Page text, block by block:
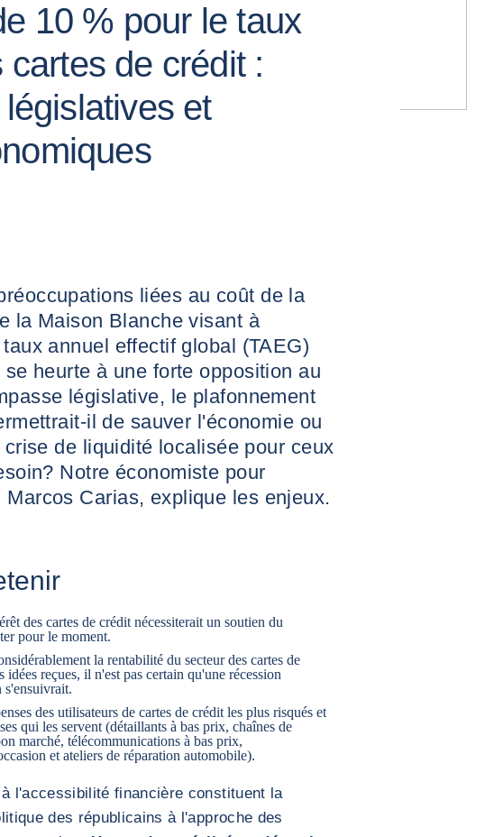
10 % pour le taux
cartes de crédit :
et
liées au coût de la
la Maison Blanche visant à
annuel effectif global (TAEG)
heurte à une forte opposition au
législative, le plafonnement
il de sauver l'économie ou
de liquidité localisée pour ceux
Notre économiste pour
Carias, explique les enjeux.
des cartes de crédit nécessiterait un soutien du
pour le moment.
la rentabilité du secteur des cartes de
reçues, il n'est pas certain qu'une récession
s'ensuivrait.
des utilisateurs de cartes de crédit les plus risqués et
qui les servent (détaillants à bas prix, chaînes de
marché, télécommunications à bas prix,
et ateliers de réparation automobile).
l'accessibilité financière constituent la
des républicains à l'approche des